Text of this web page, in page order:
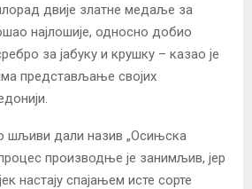
двије златне медаље за
најлошије, односно добио
за јабуку и крушку – казао је
представљање својих
шљиви дали назив „Осињска
производње је занимљив, јер
настају спајањем исте сорте